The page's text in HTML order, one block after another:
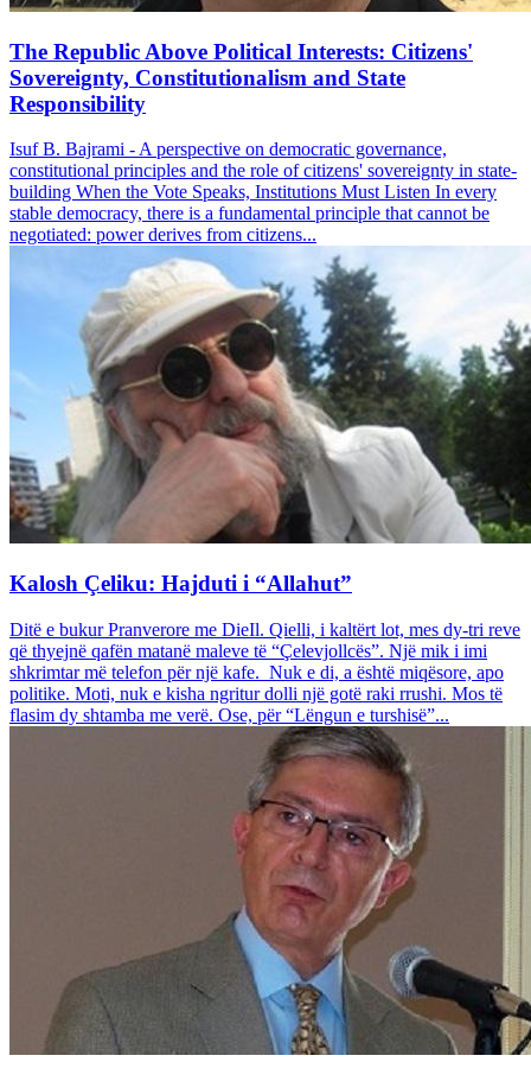
The Republic Above Political Interests: Citizens'
Sovereignty, Constitutionalism and State
Responsibility
Isuf B. Bajrami - A perspective on democratic governance,
constitutional principles and the role of citizens' sovereignty in state-
building When the Vote Speaks, Institutions Must Listen In every
stable democracy, there is a fundamental principle that cannot be
negotiated: power derives from citizens...
Kalosh Çeliku: Hajduti i “Allahut”
Ditë e bukur Pranverore me DieIl. Qielli, i kaltërt lot, mes dy-tri reve
që thyejnë qafën matanë maleve të “Çelevjollcës”. Një mik i imi
shkrimtar më telefon për një kafe. Nuk e di, a është miqësore, apo
politike. Moti, nuk e kisha ngritur dolli një gotë raki rrushi. Mos të
flasim dy shtamba me verë. Ose, për “Lëngun e turshisë”...